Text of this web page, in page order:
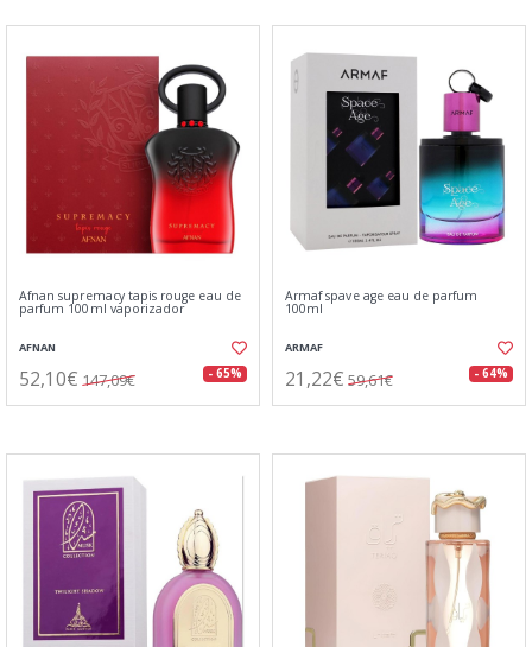
Afnan supremacy tapis rouge eau de
parfum 100ml vaporizador
AFNAN
52,10€ 147,09€ - 65%
Armaf spave age eau de parfum
100ml
ARMAF
21,22€ 59,61€ - 64%